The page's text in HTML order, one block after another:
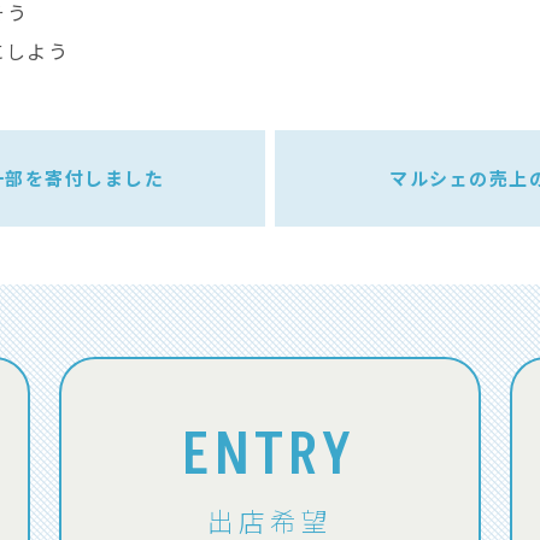
よう
を寄付しました マルシェの売上
ENTRY
出店希望